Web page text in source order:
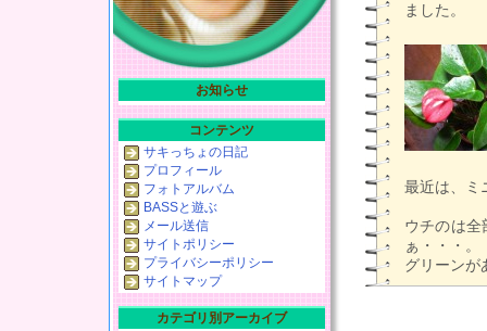
ました。
最近は、ミ
ウチのは全
ぁ・・・。
グリーンが
お知らせ
コンテンツ
サキっちょの日記
プロフィール
フォトアルバム
BASSと遊ぶ
メール送信
サイトポリシー
プライバシーポリシー
サイトマップ
カテゴリ別アーカイブ